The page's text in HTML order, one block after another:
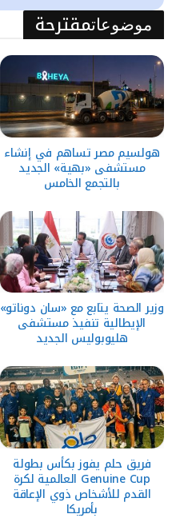
موضوعاتمقترحة
هولسيم مصر تساهم في إنشاء
مستشفى «بهية» الجديد
بالتجمع الخامس
وزير الصحة يتابع مع «سان دوناتو»
الإيطالية تنفيذ مستشفى
هليوبوليس الجديد
فريق حلم يفوز بكأس بطولة
Genuine Cup العالمية لكرة
القدم للأشخاص ذوي الإعاقة
بأمريكا